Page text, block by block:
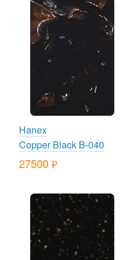
Hanex
Copper Black B-040
27500руб.